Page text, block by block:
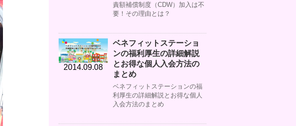
責額補償制度（CDW）加入は不
要！その理由とは？
2014.09.08
ベネフィットステーショ
ンの福利厚生の詳細解説
とお得な個人入会方法の
まとめ
ベネフィットステーションの福
利厚生の詳細解説とお得な個人
入会方法のまとめ